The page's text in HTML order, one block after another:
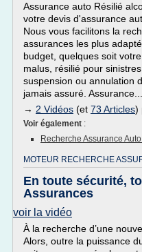
Assurance auto Résilié
votre devis d'assurance
Nous vous facilitons la
assurances les plus
budget, quelques soit
malus, résilié pour
suspension ou annulation
jamais assuré. Assurance...
→ 2 Vidéos (et 73 Articles)
Voir également :
Recherche Assurance
MOTEUR RECHERCHE
En toute sécurité,
Assurances
voir la vidéo
À la recherche d’une
Alors, outre la puissance